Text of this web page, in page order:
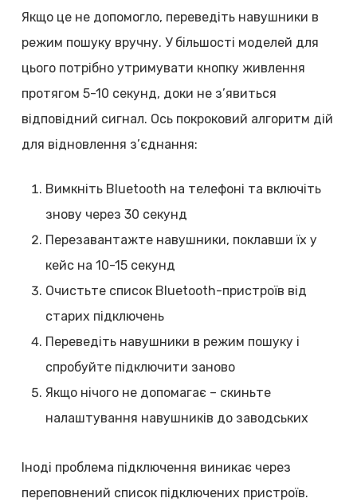
Якщо це не допомогло, переведіть навушники в
режим пошуку вручну. У більшості моделей для
цього потрібно утримувати кнопку живлення
протягом 5-10 секунд, доки не з’явиться
відповідний сигнал. Ось покроковий алгоритм дій
для відновлення з’єднання:
Вимкніть Bluetooth на телефоні та включіть
знову через 30 секунд
Перезавантажте навушники, поклавши їх у
кейс на 10-15 секунд
Очистьте список Bluetooth-пристроїв від
старих підключень
Переведіть навушники в режим пошуку і
спробуйте підключити заново
Якщо нічого не допомагає – скиньте
налаштування навушників до заводських
Іноді проблема підключення виникає через
переповнений список підключених пристроїв.